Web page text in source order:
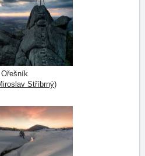
Ořešník
Stříbrný)